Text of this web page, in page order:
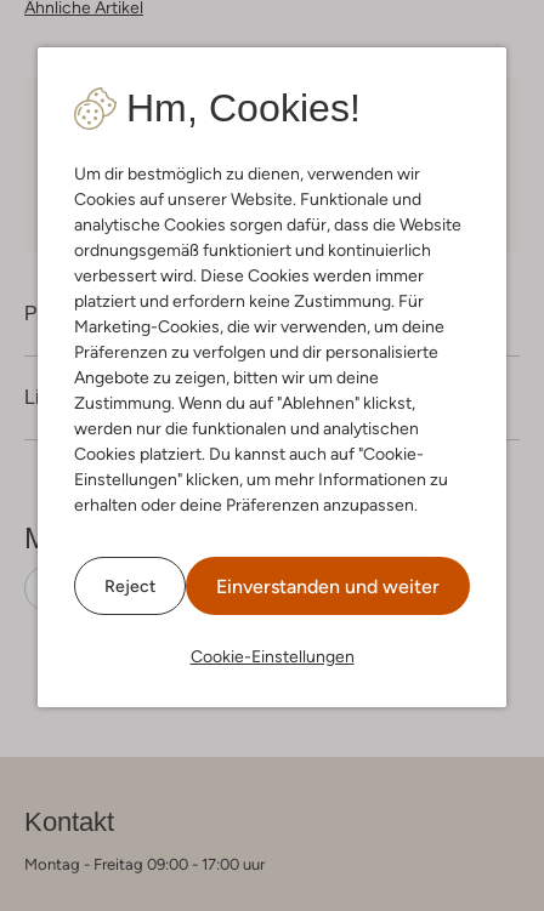
Hm, Cookies!
Um dir bestmöglich zu dienen, verwenden wir
Cookies auf unserer Website. Funktionale und
analytische Cookies sorgen dafür, dass die Website
ordnungsgemäß funktioniert und kontinuierlich
verbessert wird. Diese Cookies werden immer
platziert und erfordern keine Zustimmung. Für
Marketing-Cookies, die wir verwenden, um deine
Präferenzen zu verfolgen und dir personalisierte
Angebote zu zeigen, bitten wir um deine
Zustimmung. Wenn du auf "Ablehnen" klickst,
werden nur die funktionalen und analytischen
Cookies platziert. Du kannst auch auf "Cookie-
Einstellungen" klicken, um mehr Informationen zu
erhalten oder deine Präferenzen anzupassen.
Reject Einverstanden und weiter
Cookie-Einstellungen
Ähnliche Artikel
Kostenloser Versandab € 75 für Club-Omoda
Kauf auf Rechnung 30 TagenRückgaberecht
Produktinformation
Lieferung & Rückgabe
Mehr sehen
Pumps Peter Kaiser Stoff-Textil
Kontakt
Montag - Freitag 09:00 - 17:00 uur